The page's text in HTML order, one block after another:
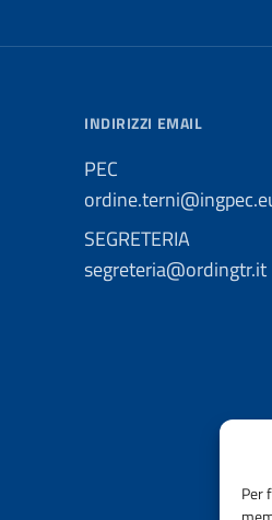
Per
INDIRIZZI EMAIL
PEC
SEGRETERIA
segreteria@ordingtr.it